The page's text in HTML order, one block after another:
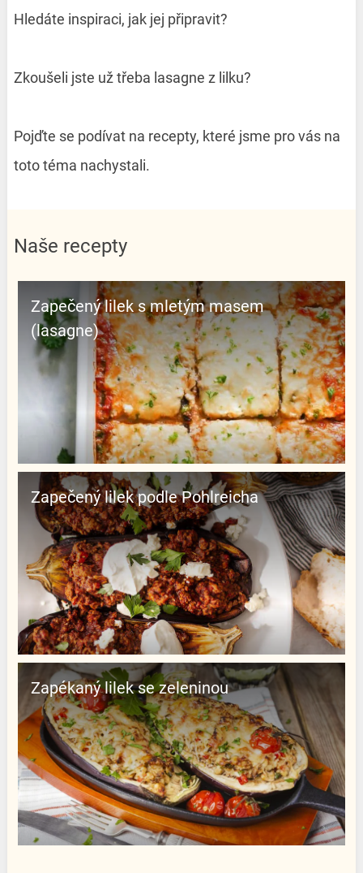
Hledáte inspiraci, jak jej připravit?
Zkoušeli jste už třeba lasagne z lilku?
Pojďte se podívat na recepty, které jsme pro vás na
toto téma nachystali.
Naše recepty
Zapečený lilek s mletým masem
(lasagne)
Zapečený lilek podle Pohlreicha
Zapékaný lilek se zeleninou